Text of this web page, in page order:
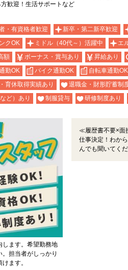
歓迎！生活サポートなど
・有資格者歓迎 新卒・第二新卒歓迎
クOK ミドル（40代～）活躍中
エ
額 ボーナス・賞与あり 昇給あり
勤OK バイク通勤OK 自転車通勤OK
育休取得実績あり
退職金・財形貯蓄制
ど）あり
制服貸与 研修制度あり
します。希望勤務地
担当者がしっかり
ます。
≪履歴書不要×面
仕事決定！わか
んでも聞いてく